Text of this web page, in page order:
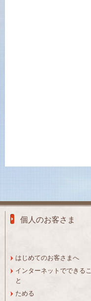
個人のお客さま
はじめてのお客さまへ
インターネットでできるこ
と
ためる